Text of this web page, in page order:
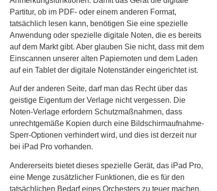
Partitur, ob im PDF- oder einem anderen Format,
tatsächlich lesen kann, benötigen Sie eine spezielle
Anwendung oder spezielle digitale Noten, die es bereits
auf dem Markt gibt. Aber glauben Sie nicht, dass mit dem
Einscannen unserer alten Papiernoten und dem Laden
auf ein Tablet der digitale Notenständer eingerichtet ist.
Auf der anderen Seite, darf man das Recht über das
geistige Eigentum der Verlage nicht vergessen. Die
Noten-Verlage erfordern Schutzmaßnahmen, dass
unrechtgemäße Kopien durch eine Bildschirmaufnahme-
Sperr-Optionen verhindert wird, und dies ist derzeit nur
bei iPad Pro vorhanden.
Andererseits bietet dieses spezielle Gerät, das iPad Pro,
eine Menge zusätzlicher Funktionen, die es für den
tatsächlichen Bedarf eines Orchesters zu teuer machen.